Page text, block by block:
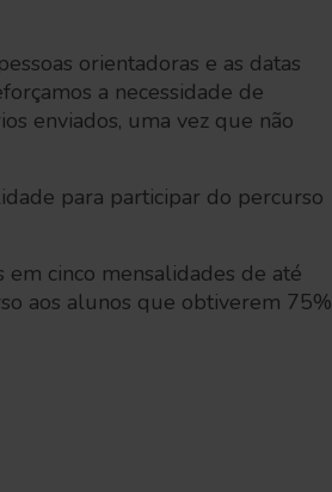
orientadoras e as datas
a necessidade de
enviados, uma vez que não
para participar do percurso
cinco mensalidades de até
aos alunos que obtiverem 75%